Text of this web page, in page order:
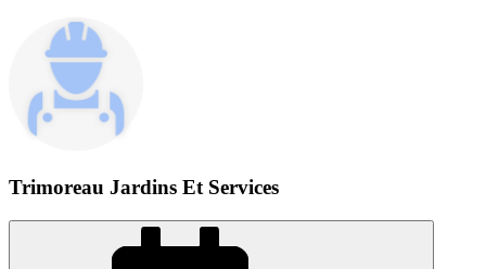
Trimoreau Jardins Et Services